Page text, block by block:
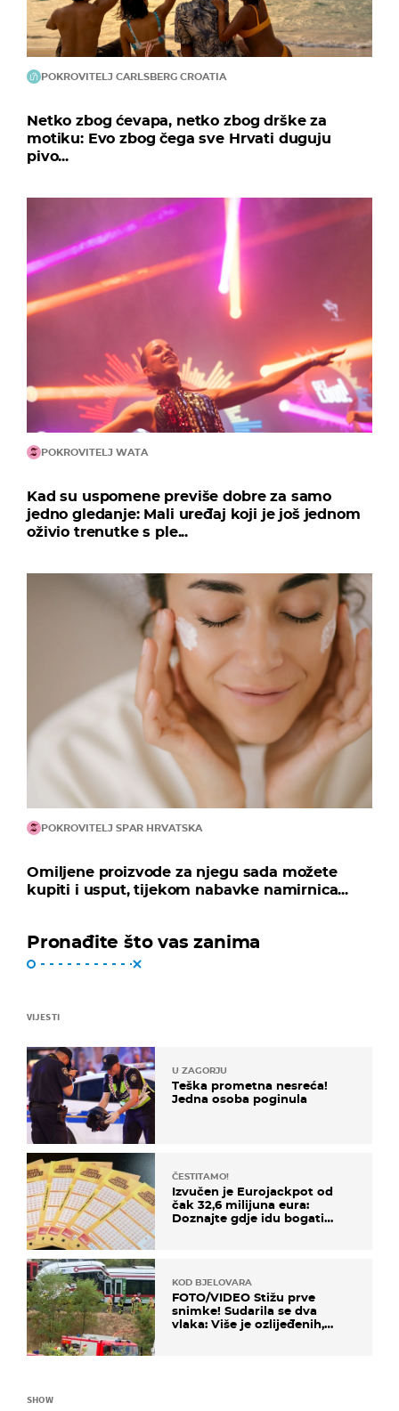
POKROVITELJ CARLSBERG CROATIA
Netko zbog ćevapa, netko zbog drške za
motiku: Evo zbog čega sve Hrvati duguju
pivo...
POKROVITELJ WATA
Kad su uspomene previše dobre za samo
jedno gledanje: Mali uređaj koji je još jednom
oživio trenutke s ple...
POKROVITELJ SPAR HRVATSKA
Omiljene proizvode za njegu sada možete
kupiti i usput, tijekom nabavke namirnica...
Pronađite što vas zanima
VIJESTI
U ZAGORJU
Teška prometna nesreća!
Jedna osoba poginula
ČESTITAMO!
Izvučen je Eurojackpot od
čak 32,6 milijuna eura:
Doznajte gdje idu bogati
KOD BJELOVARA
FOTO/VIDEO Stižu prve
snimke! Sudarila se dva
vlaka: Više je ozlijeđenih,
SHOW